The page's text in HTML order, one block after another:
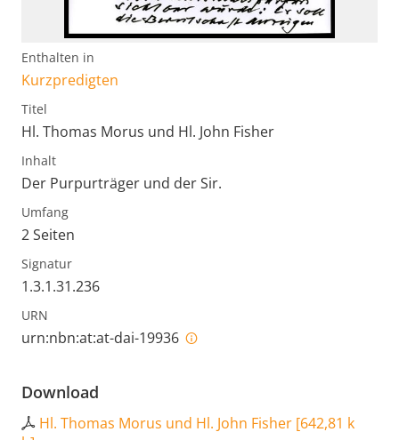
Enthalten in
Kurzpredigten
Titel
Hl. Thomas Morus und Hl. John Fisher
Inhalt
Der Purpurträger und der Sir.
Umfang
2 Seiten
Signatur
1.3.1.31.236
URN
urn:nbn:at:at-dai-19936
Download
Hl. Thomas Morus und Hl. John Fisher [642,81 k